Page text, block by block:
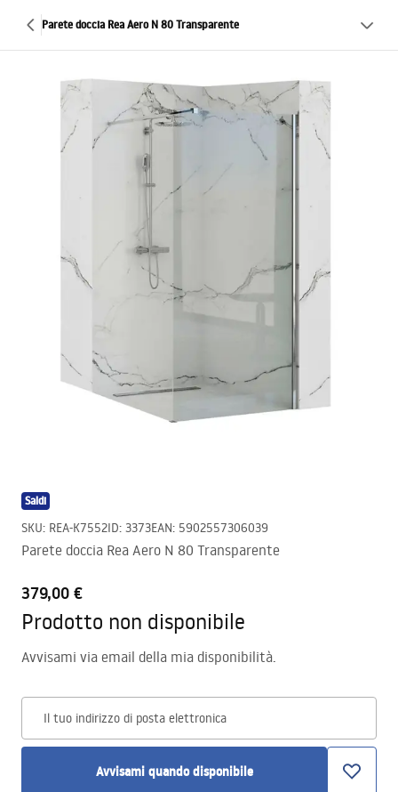
Parete doccia Rea Aero N 80 Transparente
Saldi
SKU: REA-K7552ID: 3373EAN: 5902557306039
Parete doccia Rea Aero N 80 Transparente
379,00 €
Prodotto non disponibile
Avvisami via email della mia disponibilità.
Il tuo indirizzo di posta elettronica
Avvisami quando disponibile